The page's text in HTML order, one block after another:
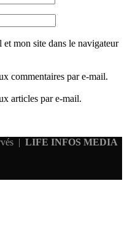
mon site dans le navigateur
commentaires par e-mail.
articles par e-mail.
| LIFE INFOS MEDIA